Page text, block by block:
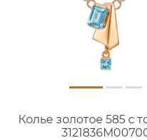
Колье золотое 585 с